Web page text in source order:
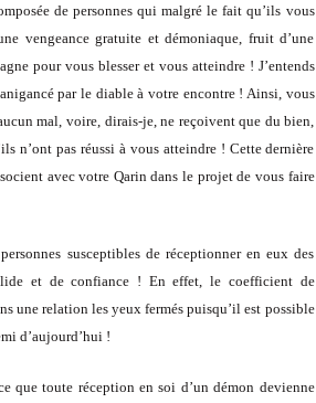
de personnes qui malgré le fait qu’ils vous
vengeance gratuite et démoniaque, fruit d’une
pour vous blesser et vous atteindre ! J’entends
par le diable à votre encontre ! Ainsi, vous
mal, voire, dirais-je, ne reçoivent que du bien,
n’ont pas réussi à vous atteindre ! Cette dernière
avec votre Qarin dans le projet de vous faire
susceptibles de réceptionner en eux des
et de confiance ! En effet, le coefficient de
une relation les yeux fermés puisqu’il est possible
d’aujourd’hui !
que toute réception en soi d’un démon devienne